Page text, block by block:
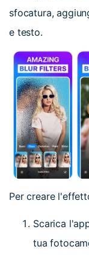
sfocatura,
e testo.
Per creare
Scarica
tua